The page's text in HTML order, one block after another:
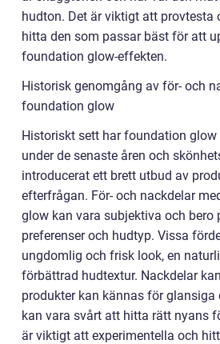
hudton. Det är viktigt att provtesta
hitta den som passar bäst för att
foundation glow-effekten.
Historisk genomgång av för- och
foundation glow
Historiskt sett har foundation
under de senaste åren och
introducerat ett brett utbud av
efterfrågan. För- och nackdelar
glow kan vara subjektiva och bero
preferenser och hudtyp. Vissa
ungdomlig och frisk look, en
förbättrad hudtextur. Nackdelar
produkter kan kännas för glansiga
kan vara svårt att hitta rätt nyans
är viktigt att experimentella och